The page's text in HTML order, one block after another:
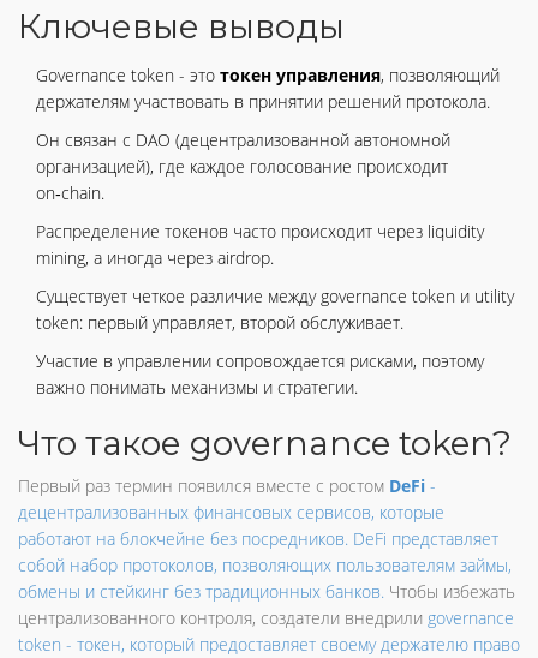
Ключевые выводы
Governance token - это токен управления, позволяющий
держателям участвовать в принятии решений протокола.
Он связан с DAO (децентрализованной автономной
организацией), где каждое голосование происходит
on‑chain.
Распределение токенов часто происходит через liquidity
mining, а иногда через airdrop.
Существует четкое различие между governance token и utility
token: первый управляет, второй обслуживает.
Участие в управлении сопровождается рисками, поэтому
важно понимать механизмы и стратегии.
Что такое governance token?
Первый раз термин появился вместе с ростом DeFi -
децентрализованных финансовых сервисов, которые
работают на блокчейне без посредников. DeFi представляет
собой набор протоколов, позволяющих пользователям займы,
обмены и стейкинг без традиционных банков. Чтобы избежать
централизованного контроля, создатели внедрили governance
token - токен, который предоставляет своему держателю право